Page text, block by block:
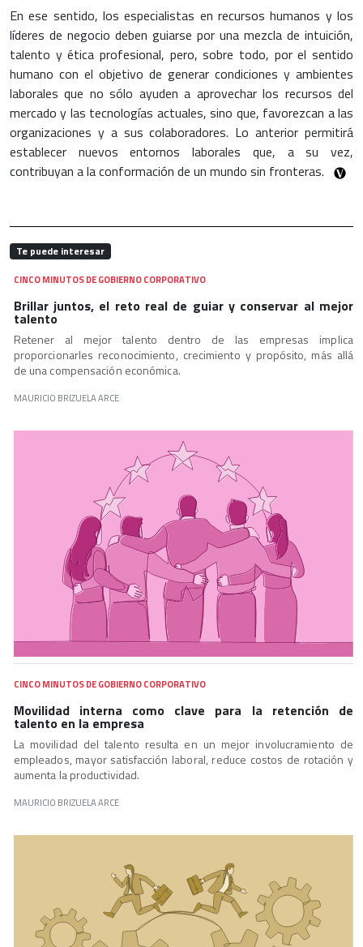
En ese sentido, los especialistas en recursos humanos y los
líderes de negocio deben guiarse por una mezcla de intuición,
talento y ética profesional, pero, sobre todo, por el sentido
humano con el objetivo de generar condiciones y ambientes
laborales que no sólo ayuden a aprovechar los recursos del
mercado y las tecnologías actuales, sino que, favorezcan a las
organizaciones y a sus colaboradores. Lo anterior permitirá
establecer nuevos entornos laborales que, a su vez,
contribuyan a la conformación de un mundo sin fronteras.
Te puede interesar
CINCO MINUTOS DE GOBIERNO CORPORATIVO
Brillar juntos, el reto real de guiar y conservar al mejor
talento
Retener al mejor talento dentro de las empresas implica
proporcionarles reconocimiento, crecimiento y propósito, más allá
de una compensación económica.
MAURICIO BRIZUELA ARCE
CINCO MINUTOS DE GOBIERNO CORPORATIVO
Movilidad interna como clave para la retención de
talento en la empresa
La movilidad del talento resulta en un mejor involucramiento de
empleados, mayor satisfacción laboral, reduce costos de rotación y
aumenta la productividad.
MAURICIO BRIZUELA ARCE